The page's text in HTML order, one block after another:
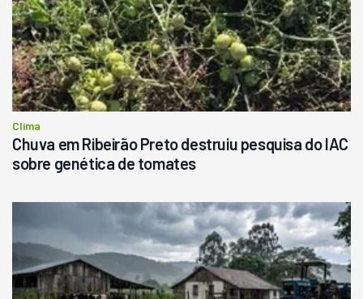
Clima
Chuva em Ribeirão Preto destruiu pesquisa do IAC
sobre genética de tomates